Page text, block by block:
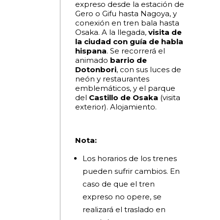
expreso desde la estación de
Gero o Gifu hasta Nagoya, y
conexión en tren bala hasta
Osaka. A la llegada,visita de
la ciudad con guía de habla
hispana. Se recorrerá el
animado barrio de
Dotonbori, con sus luces de
neón y restaurantes
emblemáticos, y el parque
del Castillo de Osaka (visita
exterior). Alojamiento.
Nota:
Los horarios de los trenes
pueden sufrir cambios. En
caso de que el tren
expreso no opere, se
realizará el traslado en